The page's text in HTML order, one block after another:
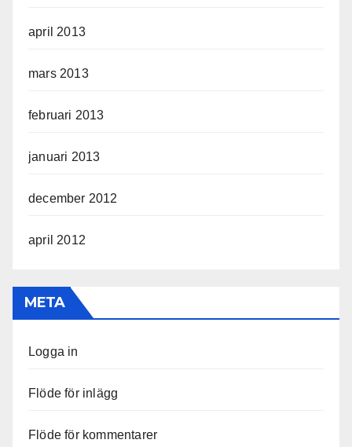
april 2013
mars 2013
februari 2013
januari 2013
december 2012
april 2012
META
Logga in
Flöde för inlägg
Flöde för kommentarer